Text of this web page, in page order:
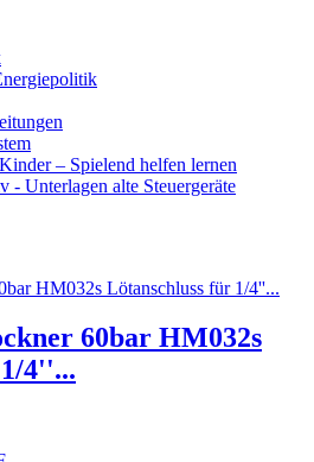
– Spielend helfen lernen
Unterlagen alte Steuergeräte
60bar HM032s
4''...